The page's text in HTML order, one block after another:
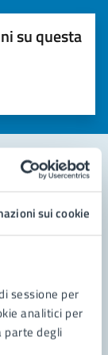
sui cookie
sessione per
analitici per
parte degli
su questa
chiarezza delle